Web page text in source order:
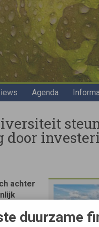
Agenda
door
achter
in
van het
duurzame